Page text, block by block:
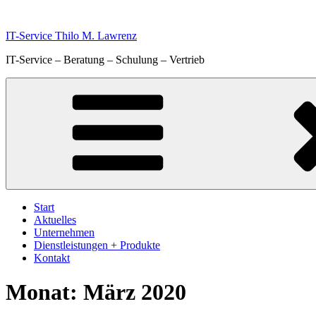
springen
IT-Service Thilo M. Lawrenz
IT-Service – Beratung – Schulung – Vertrieb
Start
Aktuelles
Unternehmen
Dienstleistungen + Produkte
Kontakt
Monat: März 2020